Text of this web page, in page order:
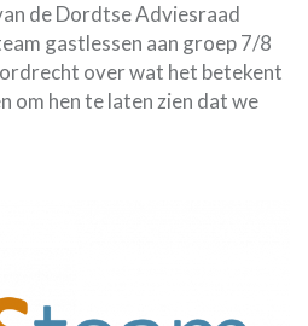
de Dordtse Adviesraad
gastlessen aan groep 7/8
over wat het betekent
om hen te laten zien dat we